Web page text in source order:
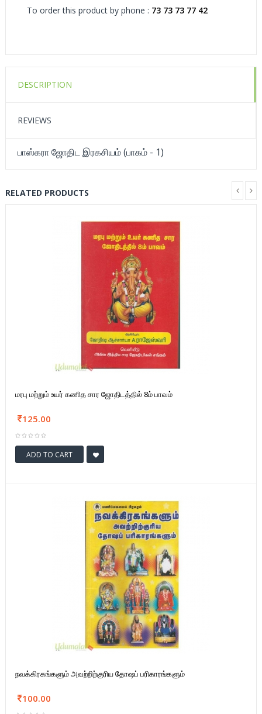
To order this product by phone : 73 73 73 77 42
DESCRIPTION
REVIEWS
பாஸ்கரா ஜோதிட இரகசியம் (பாகம் - 1)
RELATED PRODUCTS
மரபு மற்றும் உயர் கணித சார ஜோதிடத்தில் 8ம் பாவம்
125.00
ADD TO CART
நவக்கிரகங்களும் அவற்றிற்குரிய தோஷப் பரிகாரங்களும்
100.00